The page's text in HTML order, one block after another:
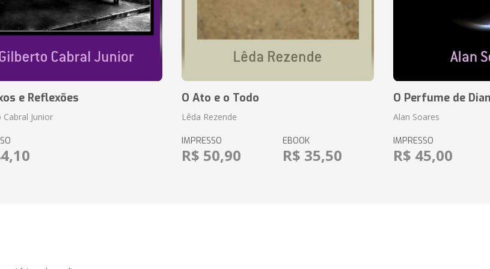
e Reflexões
Cabral Junior
O Ato e o Todo
Lêda Rezende
IMPRESSO
R$ 50,90
EBOOK
R$ 35,50
O Perfume de
Alan Soares
IMPRESSO
R$ 45,00